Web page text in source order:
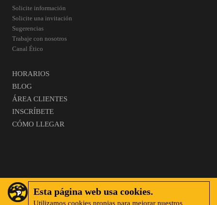
Solicite información
Solicite una invitación
Sugerencias
Trabaje con nosotros
Canal Ético
HORARIOS
BLOG
ÁREA CLIENTES
INSCRÍBETE
CÓMO LLEGAR
Esta página web usa cookies.
Utilizamos cookies propias para mejorar nuestros